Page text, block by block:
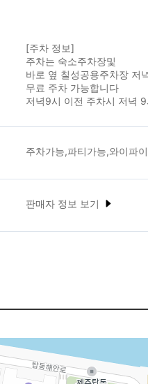
[주차 정보]
주차는 숙소주차장및
바로 옆 칠성공용주차장 저
무료 주차 가능합니다
저녁9시 이전 주차시 저녁
주차가능,파티가능,와이파
판매자 정보 보기